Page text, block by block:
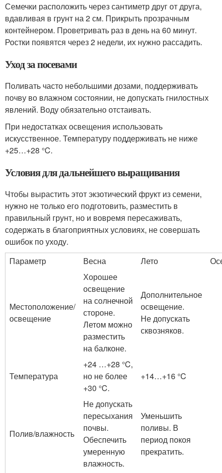
Семечки расположить через сантиметр друг от друга,
вдавливая в грунт на 2 см. Прикрыть прозрачным
контейнером. Проветривать раз в день на 60 минут.
Ростки появятся через 2 недели, их нужно рассадить.
Уход за посевами
Поливать часто небольшими дозами, поддерживать
почву во влажном состоянии, не допускать гнилостных
явлений. Воду обязательно отстаивать.
При недостатках освещения использовать
искусственное. Температуру поддерживать не ниже
+25…+28 °C.
Условия для дальнейшего выращивания
Чтобы вырастить этот экзотический фрукт из семени,
нужно не только его подготовить, разместить в
правильный грунт, но и вовремя пересаживать,
содержать в благоприятных условиях, не совершать
ошибок по уходу.
Параметр
Весна Лето
Местоположение/
освещение
Хорошее
освещение
на солнечной
стороне.
Летом можно
разместить
на балконе.
Дополнительное
освещение.
Не допускать
сквозняков.
Температура
+24 …+28 °C,
но не более
+30 °C.
+14…+16 °C
Полив/влажность
Не допускать
пересыхания
почвы.
Обеспечить
умеренную
влажность.
Уменьшить
поливы. В
период покоя
прекратить.